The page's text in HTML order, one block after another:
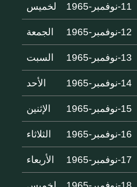
11-نوفمبر-1965 لخميس
12-نوفمبر-1965 الجمعة
13-نوفمبر-1965 السبت
14-نوفمبر-1965 الأحد
15-نوفمبر-1965 الإثنين
16-نوفمبر-1965 الثلاثاء
17-نوفمبر-1965 الأربعاء